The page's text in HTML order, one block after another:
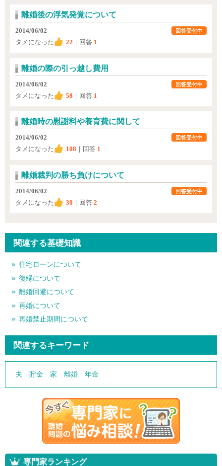
離婚後の浮気発覚について
2014/06/02
タメになった
22 ｜回答 1
回答受付中
離婚の際の引っ越し費用
2014/06/02
タメになった
58 ｜回答 1
回答受付中
離婚時の慰謝料や養育費に関して
2014/06/02
タメになった
108 ｜回答 1
回答受付中
離婚裁判の勝ち負けについて
2014/06/02
タメになった
30 ｜回答 2
回答受付中
関連する基礎知識
住宅ローンについて
復縁について
離婚回避について
再婚について
再婚禁止期間について
関連するキーワード
夫 貯金 家 離婚 年金
専門家ランキング